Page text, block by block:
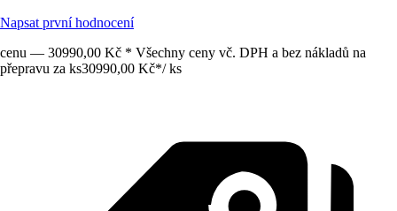
Napsat první hodnocení
cenu — 30990,00 Kč * Všechny ceny vč. DPH a bez nákladů na
přepravu za ks30990,00 Kč*/ ks